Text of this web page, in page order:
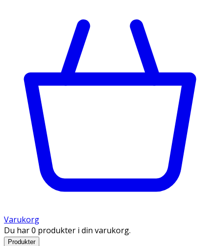
Varukorg
Du har 0 produkter i din varukorg.
Produkter